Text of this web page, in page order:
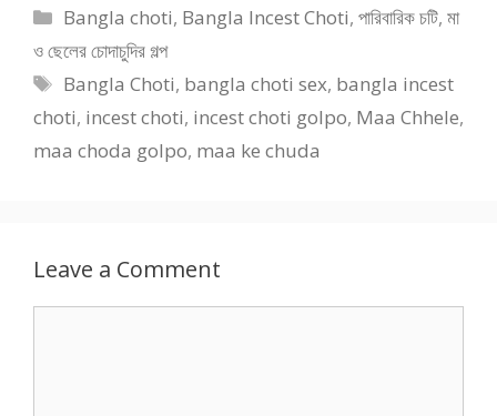
Categories
Bangla choti, Bangla Incest Choti,পারিবারিক চটি,মা
ও ছেলের চোদাচুদির গল্প
Tags
Bangla Choti, bangla choti sex, bangla incest
choti, incest choti, incest choti golpo, Maa Chhele,
maa choda golpo, maa ke chuda
Leave a Comment